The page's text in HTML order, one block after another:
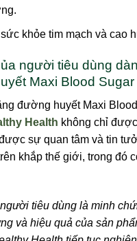
khỏe tim mạch và cao
người tiêu dùng
Maxi Blood
đường huyết Maxi
Health không chỉ
sự quan tâm và tin
khắp thế giới, trong đó
tiêu dùng là minh
và hiệu quả của sản